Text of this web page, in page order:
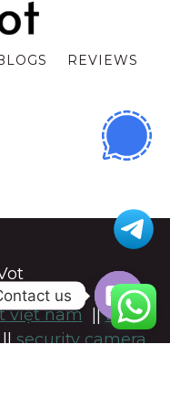
REVIEWS
việt nam ||แทง
security camera
us